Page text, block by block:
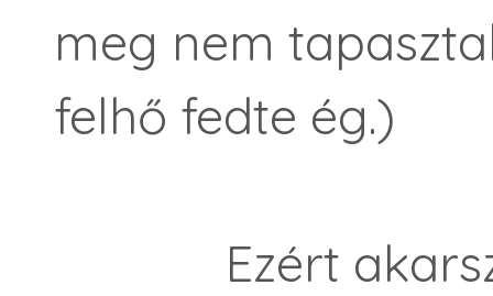
meg nem
felhő fedte ég.)
Ezért akarsz